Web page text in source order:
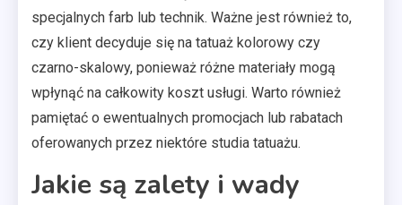
specjalnych farb lub technik. Ważne jest również to,
czy klient decyduje się na tatuaż kolorowy czy
czarno-skalowy, ponieważ różne materiały mogą
wpłynąć na całkowity koszt usługi. Warto również
pamiętać o ewentualnych promocjach lub rabatach
oferowanych przez niektóre studia tatuażu.
Jakie są zalety i wady